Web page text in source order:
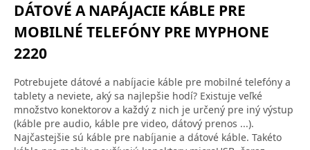
nachádzate:
DÁTOVÉ A NAPÁJACIE KÁBLE PRE
MOBILNÉ TELEFÓNY PRE MYPHONE
2220
Potrebujete dátové a nabíjacie káble pre mobilné telefóny a
tablety a neviete, aký sa najlepšie hodí? Existuje veľké
množstvo konektorov a každý z nich je určený pre iný výstup
(káble pre audio, káble pre video, dátový prenos ...).
Najčastejšie sú káble pre nabíjanie a dátové káble. Takéto